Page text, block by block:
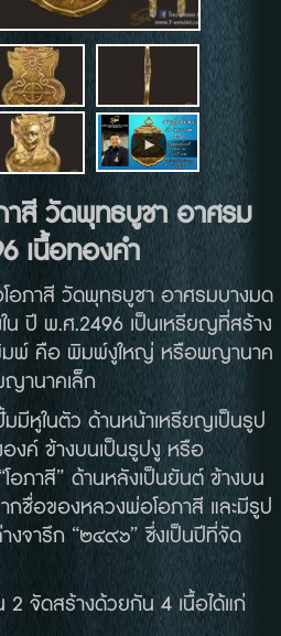
สี วัดพุทธบูชา อาศรม
เนื้อทองคำ
วัดพุทธบูชา อาศรมบางมด
น ปี พ.ศ.2496 เป็นเหรียญที่สร้าง
พ์ คือ พิมพ์งูใหญ่ หรือพญานาค
านาคเล็ก
ตัว ด้านหน้าเหรียญเป็นรูป
งค์ ข้างบนเป็นรูปงู หรือ
อภาสี” ด้านหลังเป็นยันต์ ข้างบน
ชื่อของหลวงพ่อโอภาสี และมีรูป
จารึก “๒๔๙๖” ซึ่งเป็นปีที่จัด
จัดสร้างด้วยกัน 4 เนื้อได้แก่